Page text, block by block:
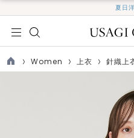
夏日
TOP
Women 上衣 針織上